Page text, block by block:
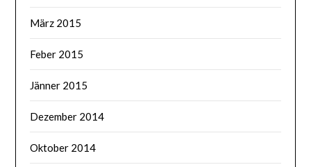
März 2015
Feber 2015
Jänner 2015
Dezember 2014
Oktober 2014